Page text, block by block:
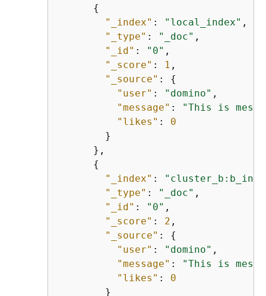
{
"_index" : "local_index" ,
"_type" : "_doc" ,
"_id" : "0" ,
"_score" : 1 ,
"_source" : {
"user" : "domino" ,
"message" :
"This is
"likes" : 0
        }
      },
{
"_index" :
"_type" : "_doc" ,
"_id" : "0" ,
"_score" : 2 ,
"_source" : {
"user" : "domino" ,
"message" :
"This is
"likes" : 0
        }